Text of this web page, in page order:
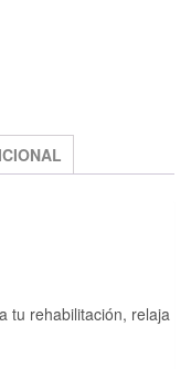
tu rehabilitación, relaja